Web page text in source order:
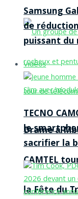
Drame à
CAMTEL
la Fête du
Samsung
de
puissant du
Vidéos
TECNO
le
sacrifier la